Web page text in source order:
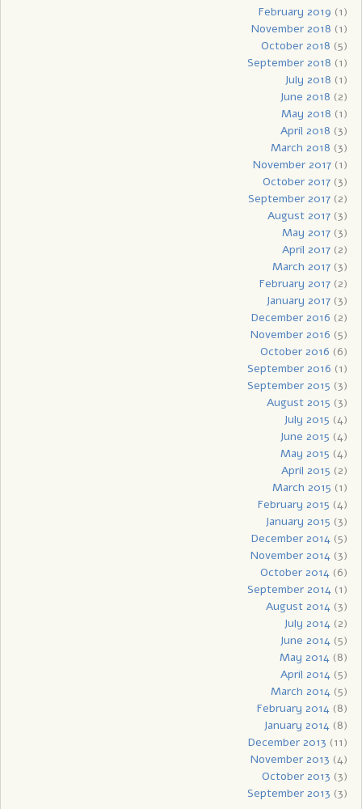
February 2019 (1)
November 2018 (1)
October 2018 (5)
September 2018 (1)
July 2018 (1)
June 2018 (2)
May 2018 (1)
April 2018 (3)
March 2018 (3)
November 2017(1)
October 2017(3)
September 2017(2)
August 2017(3)
May 2017(3)
April 2017(2)
March 2017(3)
February 2017(2)
January 2017(3)
December 2016 (2)
November 2016 (5)
October 2016 (6)
September 2016 (1)
September 2015 (3)
August 2015 (3)
July 2015 (4)
June 2015 (4)
May 2015 (4)
April 2015 (2)
March 2015 (1)
February 2015 (4)
January 2015 (3)
December 2014(5)
November 2014(3)
October 2014(6)
September 2014(1)
August 2014(3)
July 2014(2)
June 2014(5)
May 2014(8)
April 2014(5)
March 2014(5)
February 2014(8)
January 2014(8)
December 2013 (11)
November 2013 (4)
October 2013 (3)
September 2013 (3)